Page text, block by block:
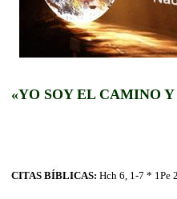
«YO SOY EL CAMINO
CITAS BÍBLICAS: Hch 6, 1-7 * 1Pe